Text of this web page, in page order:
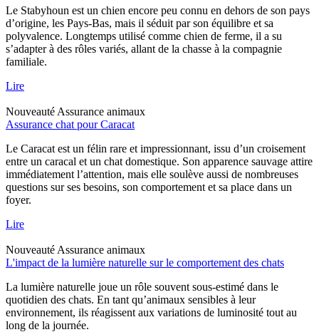
Le Stabyhoun est un chien encore peu connu en dehors de son pays
d’origine, les Pays-Bas, mais il séduit par son équilibre et sa
polyvalence. Longtemps utilisé comme chien de ferme, il a su
s’adapter à des rôles variés, allant de la chasse à la compagnie
familiale.
Lire
Nouveauté Assurance animaux
Assurance chat pour Caracat
Le Caracat est un félin rare et impressionnant, issu d’un croisement
entre un caracal et un chat domestique. Son apparence sauvage attire
immédiatement l’attention, mais elle soulève aussi de nombreuses
questions sur ses besoins, son comportement et sa place dans un
foyer.
Lire
Nouveauté Assurance animaux
L'impact de la lumière naturelle sur le comportement des chats
La lumière naturelle joue un rôle souvent sous-estimé dans le
quotidien des chats. En tant qu’animaux sensibles à leur
environnement, ils réagissent aux variations de luminosité tout au
long de la journée.